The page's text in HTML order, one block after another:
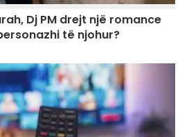
Dj PM drejt një romance
të njohur?